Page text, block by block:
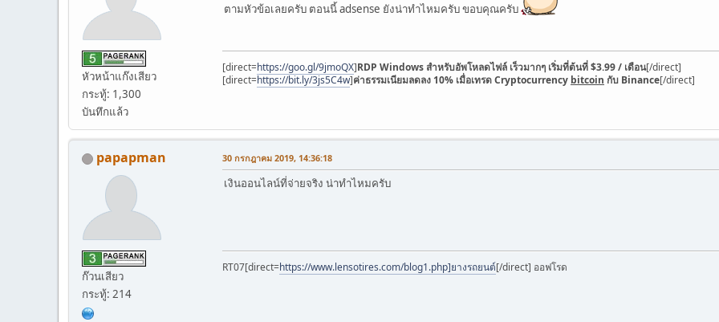
หัวหน้าแก๊งเสียว
กระทู้: 1,300
บันทึกแล้ว
ตามหัวข้อเลยครับ ตอนนี้ adsense ยังน่าทำไหมครับ ขอบคุณครับ
[direct=https://goo.gl/9jmoQX]RDP Windows สำหรับอัพโหลดไฟล์ เร็วมากๆ เริ่มที่ต้นที่ $3.99 / เดือน[/direct]
[direct=https://bit.ly/3js5C4w]ค่าธรรมเนียมลดลง 10% เมื่อเทรด Cryptocurrency bitcoin กับ Binance[/direct]
papapman
ก๊วนเสียว
กระทู้: 214
30 กรกฎาคม 2019, 14:36:18
เงินออนไลน์ที่จ่ายจริง น่าทำไหมครับ
RT07[direct=https://www.lensotires.com/blog1.php]ยางรถยนต์[/direct] ออฟโรด